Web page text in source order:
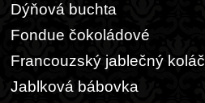
Dýňová buchta
Fondue čokoládové
Francouzský jablečný koláč
Jablková bábovka